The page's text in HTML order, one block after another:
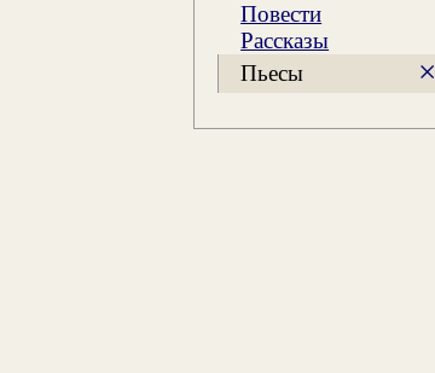
Повести
Рассказы
Пьесы
×